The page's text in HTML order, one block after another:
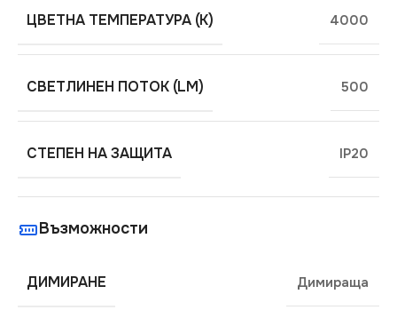
ЦВЕТНА ТЕМПЕРАТУРА (K) 4000
СВЕТЛИНЕН ПОТОК (LM) 500
СТЕПЕН НА ЗАЩИТА IP20
Възможности
ДИМИРАНЕ Димираща